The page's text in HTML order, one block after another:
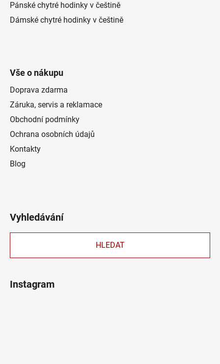
Pánské chytré hodinky v češtině
Dámské chytré hodinky v češtině
Vše o nákupu
Doprava zdarma
Záruka, servis a reklamace
Obchodní podmínky
Ochrana osobních údajů
Kontakty
Blog
Vyhledávání
HLEDAT
Instagram